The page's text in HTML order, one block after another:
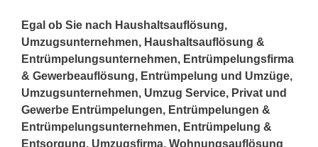
Egal ob Sie nach Haushaltsauflösung,
Umzugsunternehmen, Haushaltsauflösung &
Entrümpelungsunternehmen, Entrümpelungsfirma
& Gewerbeauflösung, Entrümpelung und Umzüge,
Umzugsunternehmen, Umzug Service, Privat und
Gewerbe Entrümpelungen, Entrümpelungen &
Entrümpelungsunternehmen, Entrümpelung &
Entsorgung, Umzugsfirma, Wohnungsauflösung